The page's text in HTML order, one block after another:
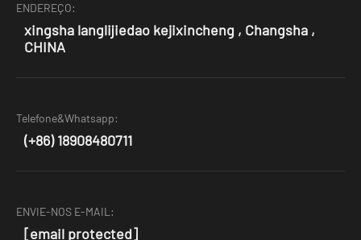
ENDEREÇO:
xingsha langlijiedao kejixincheng , Changsha ,
CHINA
Telefone&Whatsapp:
(+86) 18908480711
ENVIE-NOS E-MAIL:
[email protected]